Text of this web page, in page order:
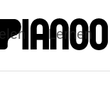
Lernen